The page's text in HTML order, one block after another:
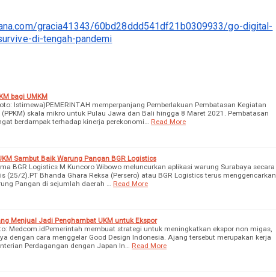
gracia41343/60bd28ddd541df21b0309933/go-digital-
di-tengah-pandemi
bagi UMKM
Istimewa)PEMERINTAH memperpanjang Pemberlakuan Pembatasan Kegiatan
skala mikro untuk Pulau Jawa dan Bali hingga 8 Maret 2021. Pembatasan
berdampak terhadap kinerja perekonomi…
Read More
Sambut Baik Warung Pangan BGR Logistics
BGR Logistics M Kuncoro Wibowo meluncurkan aplikasi warung Surabaya secara
(25/2).PT Bhanda Ghara Reksa (Persero) atau BGR Logistics terus menggencarkan
Pangan di sejumlah daerah …
Read More
Menjual Jadi Penghambat UKM untuk Ekspor
Medcom.idPemerintah membuat strategi untuk meningkatkan ekspor non migas,
dengan cara menggelar Good Design Indonesia. Ajang tersebut merupakan kerja
Perdagangan dengan Japan In…
Read More